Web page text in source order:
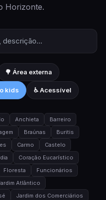
Horizonte.
🌳 Área externa
kids ♿ Acessível
Anchieta
Barreiro
Braúnas
Buritis
Carmo
Castelo
Coração Eucarístico
Floresta
Funcionários
Atlântico
Jardim dos Comerciários